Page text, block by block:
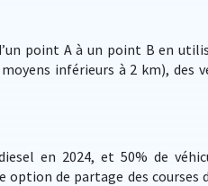
point A à un point B en
inférieurs à 2 km), des
en 2024, et 50% de
option de partage des courses